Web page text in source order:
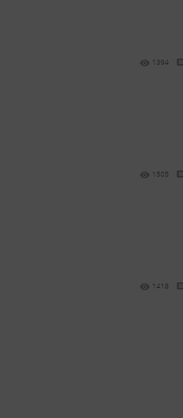
1394
1505
1418